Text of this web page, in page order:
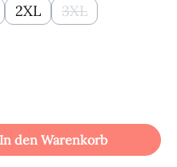
2XL 3XL
(Diese Option ist
gewünschten
In den Warenkorb